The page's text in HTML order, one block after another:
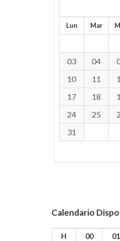
Lun Mar
03
04
10
11
17
18
24
25
31
Calendario
H 00 01